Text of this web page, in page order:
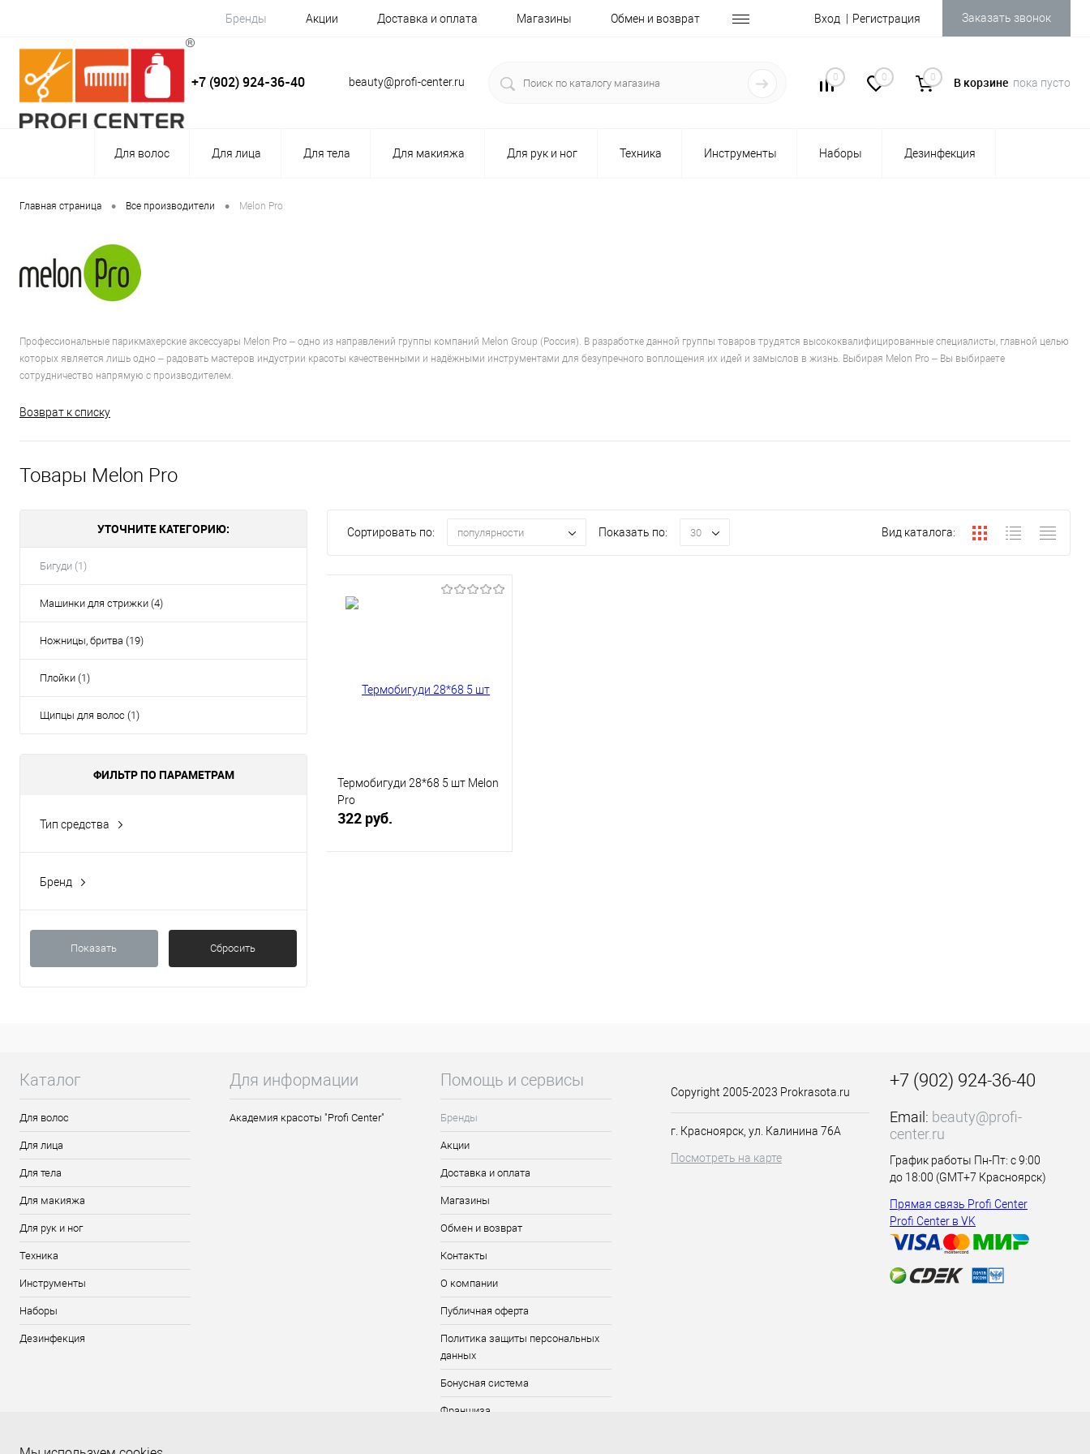
Бренды Акции Доставка и оплата Магазины Обмен и возврат Вход Регистрация Заказать звонок
+7 (902) 924-36-40 beauty@profi-center.ru 0 0 0 В корзине пока пусто
Для волос Для лица Для тела Для макияжа Для рук и ног Техника Инструменты Наборы Дезинфекция
Главная страница • Все производители • Melon Pro
Профессиональные парикмахерские аксессуары Melon Pro – одно из направлений группы компаний Melon Group (Россия). В разработке данной группы товаров трудятся высококвалифицированные специалисты, главной целью
которых является лишь одно – радовать мастеров индустрии красоты качественными и надёжными инструментами для безупречного воплощения их идей и замыслов в жизнь. Выбирая Melon Pro – Вы выбираете
сотрудничество напрямую с производителем.
Возврат к списку
Товары Melon Pro
УТОЧНИТЕ КАТЕГОРИЮ:
Бигуди (1)
Машинки для стрижки (4)
Ножницы, бритва (19)
Плойки (1)
Щипцы для волос (1)
ФИЛЬТР ПО ПАРАМЕТРАМ
Тип средства
Бренд
Показать Сбросить
Сортировать по: популярности Показать по: 30 Вид каталога:
Термобигуди 28*68 5 шт Melon
Pro
322 руб.
Каталог
Для волос
Для лица
Для тела
Для макияжа
Для рук и ног
Техника
Инструменты
Наборы
Дезинфекция
Для информации
Академия красоты "Profi Center"
Помощь и сервисы
Бренды
Акции
Доставка и оплата
Магазины
Обмен и возврат
Контакты
О компании
Публичная оферта
Политика защиты персональных
данных
Бонусная система
Франшиза
Copyright 2005-2023 Prokrasota.ru
г. Красноярск, ул. Калинина 76А
Посмотреть на карте
+7 (902) 924-36-40
Email: beauty@profi-
center.ru
График работы Пн-Пт: с 9:00
до 18:00 (GMT+7 Красноярск)
Прямая связь Profi Center
Profi Center в VK